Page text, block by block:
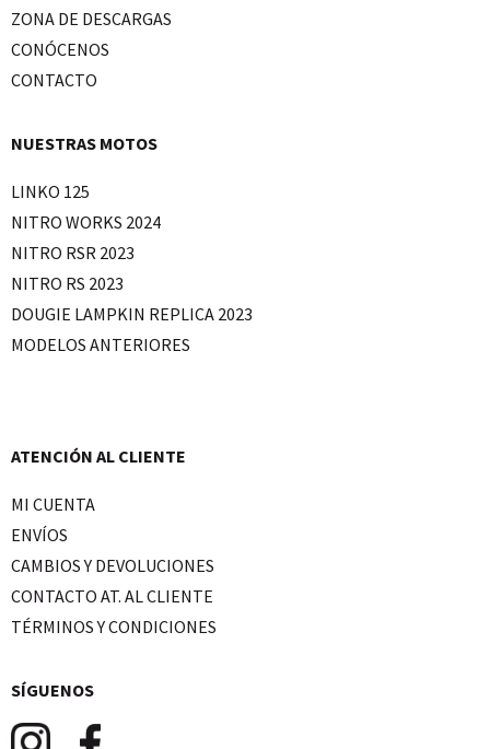
ZONA DE DESCARGAS
CONÓCENOS
CONTACTO
NUESTRAS MOTOS
LINKO 125
NITRO WORKS 2024
NITRO RSR 2023
NITRO RS 2023
DOUGIE LAMPKIN REPLICA 2023
MODELOS ANTERIORES
ATENCIÓN AL CLIENTE
MI CUENTA
ENVÍOS
CAMBIOS Y DEVOLUCIONES
CONTACTO AT. AL CLIENTE
TÉRMINOS Y CONDICIONES
SÍGUENOS